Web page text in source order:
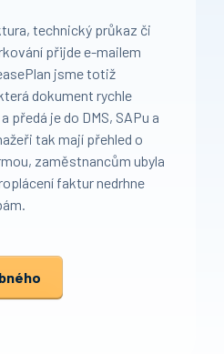
technický průkaz či
přijde e-mailem
jsme totiž
dokument rychle
předá je do DMS, SAPu a
tak mají přehled o
zaměstnancům ubyla
faktur nedrhne